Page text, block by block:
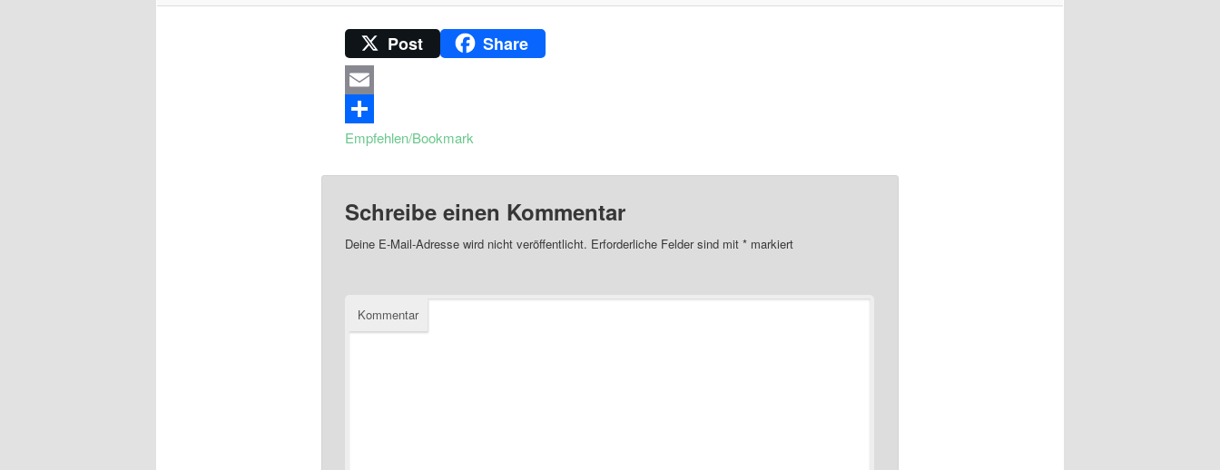
Post Share
Email
Empfehlen/Bookmark
Schreibe einen Kommentar
Deine E-Mail-Adresse wird nicht veröffentlicht. Erforderliche Felder sind mit *markiert
Kommentar